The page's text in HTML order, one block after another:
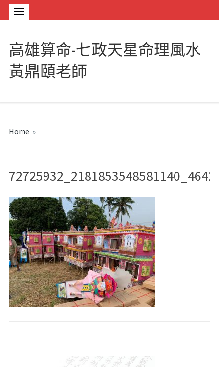
高雄算命-七政天星命理風水
黃鼎頤老師
Home »